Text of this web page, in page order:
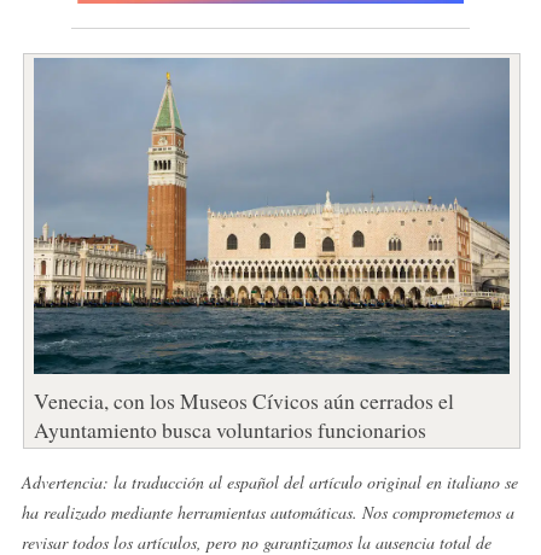
Venecia, con los Museos Cívicos aún cerrados el
Ayuntamiento busca voluntarios funcionarios
Advertencia: la traducción al español del artículo original en italiano se
ha realizado mediante herramientas automáticas. Nos comprometemos a
revisar todos los artículos, pero no garantizamos la ausencia total de